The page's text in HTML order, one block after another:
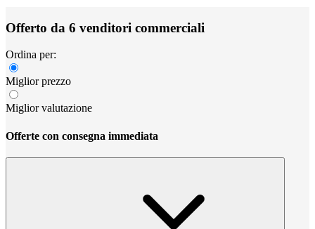
Offerto da 6 venditori commerciali
Ordina per:
Miglior prezzo
Miglior valutazione
Offerte con consegna immediata